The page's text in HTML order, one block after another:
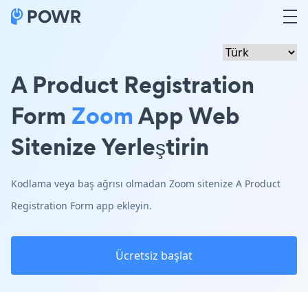
A Product Registration
Form ZoomApp Web
Sitenize Yerleştirin
Kodlama veya baş ağrısı olmadan Zoom sitenize A Product
Registration Form app ekleyin.
Ücretsiz başlat